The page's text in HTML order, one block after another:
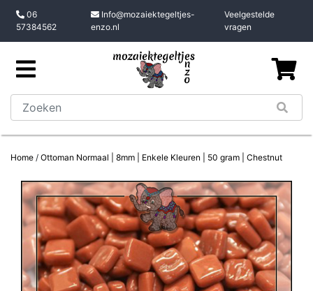
06
57384562
Info@mozaiektegeltjes-
enzo.nl
Veelgestelde
vragen
Home / Ottoman Normaal | 8mm | Enkele Kleuren | 50 gram | Chestnut